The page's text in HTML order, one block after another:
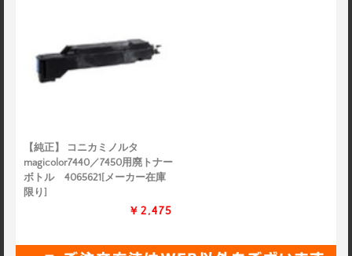
【純正】 コニカミノルタ
magicolor7440／7450用廃トナー
ボトル 4065621[メーカー在庫
限り]
￥2,475